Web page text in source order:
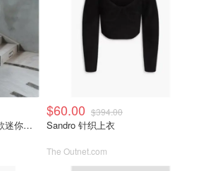
Sandro Broderie Tweed短款迷你连衣裙
$60.00 $394.00
Sandro 针织上衣
The Outnet.com